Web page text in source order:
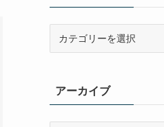
ーアーカイブ